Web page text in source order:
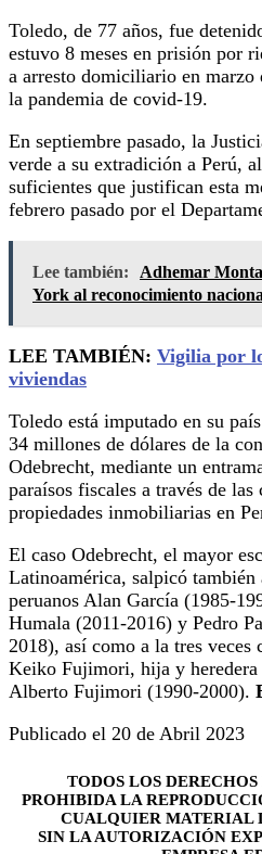
Toledo, de 77 años, fue
estuvo 8 meses en prisión por
a arresto domiciliario en
la pandemia de covid-19.
En septiembre pasado, la
verde a su extradición a Perú,
suficientes que justifican esta
febrero pasado por el
Lee también:
Adhemar
York al reconocimiento
LEE TAMBIÉN: Vigilia por
viviendas
Toledo está imputado en su
34 millones de dólares de la
Odebrecht, mediante un
paraísos fiscales a través de
propiedades inmobiliarias en
El caso Odebrecht, el mayor
Latinoamérica, salpicó también
peruanos Alan García (1985-
Humala (2011-2016) y Pedro
2018), así como a la tres veces
Keiko Fujimori, hija y
Alberto Fujimori (1990-2000).
Publicado el 20 de Abril 2023
TODOS LOS DERECHOS
PROHIBIDA LA
CUALQUIER MATERIAL
SIN LA AUTORIZACIÓN